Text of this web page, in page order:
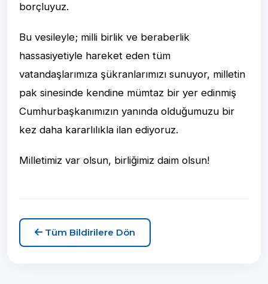
borçluyuz.
Bu vesileyle; milli birlik ve beraberlik
hassasiyetiyle hareket eden tüm
vatandaşlarımıza şükranlarımızı sunuyor, milletin
pak sinesinde kendine mümtaz bir yer edinmiş
Cumhurbaşkanımızın yanında olduğumuzu bir
kez daha kararlılıkla ilan ediyoruz.
Milletimiz var olsun, birliğimiz daim olsun!
Tüm Bildirilere Dön